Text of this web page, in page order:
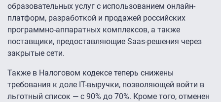
образовательных услуг с использованием онлайн-
платформ, разработкой и продажей российских
программно-аппаратных комплексов, а также
поставщики, предоставляющие Saas-решения через
закрытые сети.
Также в Налоговом кодексе теперь снижены
требования к доле IT-выручки, позволяющей войти в
льготный список — с 90% до 70%. Кроме того, отменен